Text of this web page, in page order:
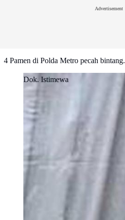
Advertisement
4 Pamen di Polda Metro pecah bintang.
Dok. Istimewa